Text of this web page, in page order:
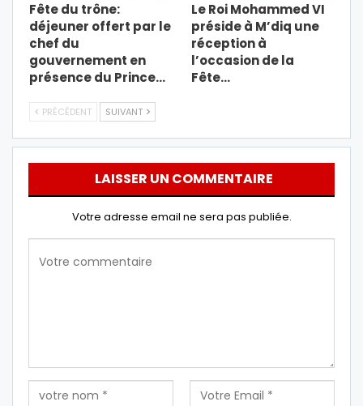
Fête du trône:
déjeuner offert par le
chef du
gouvernement en
présence du Prince…
Le Roi Mohammed VI
préside à M’diq une
réception à
l’occasion de la
Fête…
PRÉCÉDENT SUIVANT
LAISSER UN COMMENTAIRE
Votre adresse email ne sera pas publiée.